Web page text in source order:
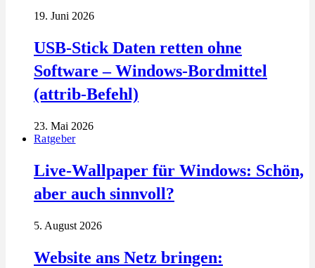
19. Juni 2026
USB-Stick Daten retten ohne
Software – Windows-Bordmittel
(attrib-Befehl)
23. Mai 2026
Ratgeber
Live-Wallpaper für Windows: Schön,
aber auch sinnvoll?
5. August 2026
Website ans Netz bringen: